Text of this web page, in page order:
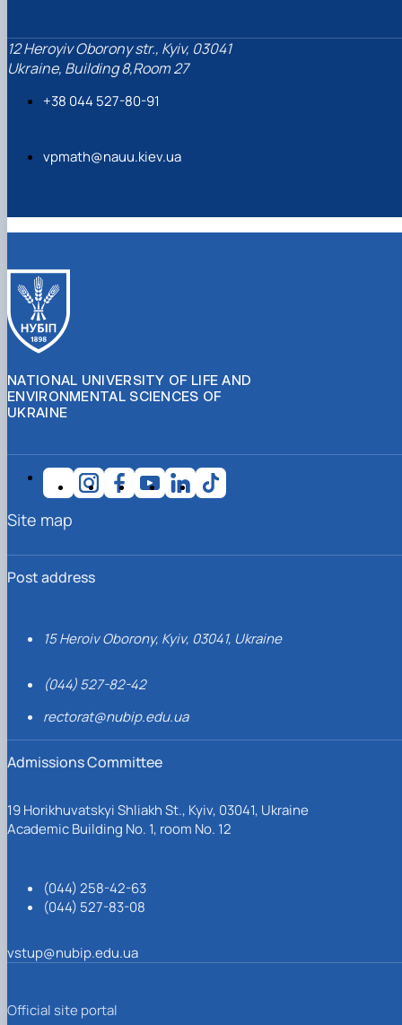
12 Heroyiv Oborony str., Kyiv, 03041
Ukraine, Building 8,Room 27
+38 044 527-80-91
vpmath@nauu.kiev.ua
NATIONAL UNIVERSITY OF LIFE AND
ENVIRONMENTAL SCIENCES OF
UKRAINE
Post address
15 Heroiv Oborony, Kyiv, 03041, Ukraine
(044) 527-82-42
rectorat@nubip.edu.ua
Admissions Committee
19 Horikhuvatskyi Shliakh St., Kyiv, 03041, Ukraine
Academic Building No. 1, room No. 12
(044) 258-42-63
(044) 527-83-08
vstup@nubip.edu.ua
Site map
Official site portal